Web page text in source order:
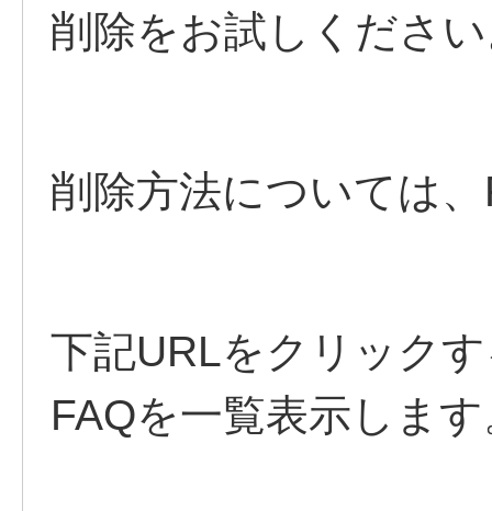
削除をお試しくださ
削除方法については
下記URLをクリック
FAQを一覧表示しま